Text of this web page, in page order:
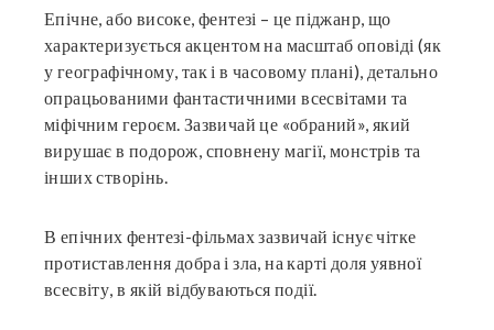
Епічне, або високе, фентезі – це піджанр, що
характеризується акцентом на масштаб оповіді (як
у географічному, так і в часовому плані), детально
опрацьованими фантастичними всесвітами та
міфічним героєм. Зазвичай це «обраний», який
вирушає в подорож, сповнену магії, монстрів та
інших створінь.
В епічних фентезі-фільмах зазвичай існує чітке
протиставлення добра і зла, на карті доля уявної
всесвіту, в якій відбуваються події.